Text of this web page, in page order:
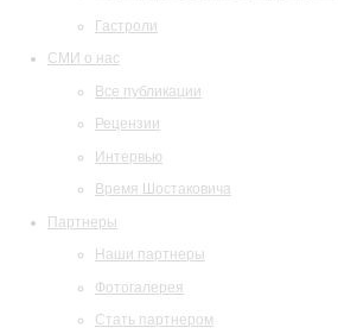
Гастроли
СМИ о нас
Все публикации
Рецензии
Интервью
Время Шостаковича
Партнеры
Наши партнеры
Фотогалерея
Стать партнером